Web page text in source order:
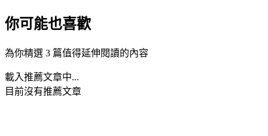
你可能也喜歡
為你精選 3 篇值得延伸閱讀的內容
載入推薦文章中...
目前沒有推薦文章